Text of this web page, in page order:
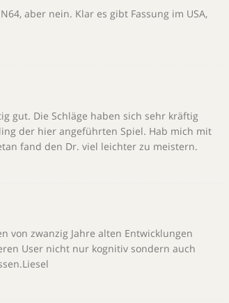
aber nein. Klar es gibt Fassung im USA,
gut. Die Schläge haben sich sehr kräftig
der hier angeführten Spiel. Hab mich mit
fand den Dr. viel leichter zu meistern.
von zwanzig Jahre alten Entwicklungen
User nicht nur kognitiv sondern auch